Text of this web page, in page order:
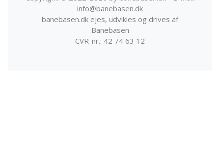
info@banebasen.dk
banebasen.dk ejes, udvikles og drives af
Banebasen
CVR-nr.: 42 74 63 12